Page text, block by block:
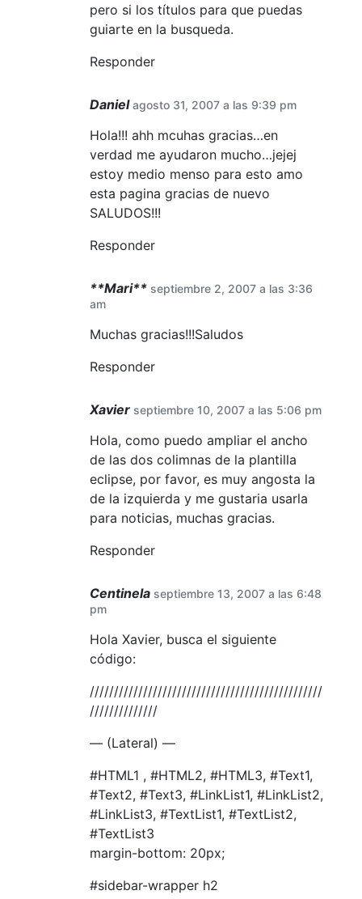
pero si los títulos para que puedas
guiarte en la busqueda.
Responder
Daniel agosto 31, 2007 a las 9:39 pm
Hola!!! ahh mcuhas gracias…en
verdad me ayudaron mucho…jejej
estoy medio menso para esto amo
esta pagina gracias de nuevo
SALUDOS!!!
Responder
**Mari** septiembre 2, 2007 a las 3:36
am
Muchas gracias!!!Saludos
Responder
Xavier septiembre 10, 2007 a las 5:06 pm
Hola, como puedo ampliar el ancho
de las dos colimnas de la plantilla
eclipse, por favor, es muy angosta la
de la izquierda y me gustaria usarla
para noticias, muchas gracias.
Responder
Centinela septiembre 13, 2007 a las 6:48
pm
Hola Xavier, busca el siguiente
código:
////////////////////////////////////////////////
//////////////
— (Lateral) —
#HTML1 , #HTML2, #HTML3, #Text1,
#Text2, #Text3, #LinkList1, #LinkList2,
#LinkList3, #TextList1, #TextList2,
#TextList3
margin-bottom: 20px;
#sidebar-wrapper h2